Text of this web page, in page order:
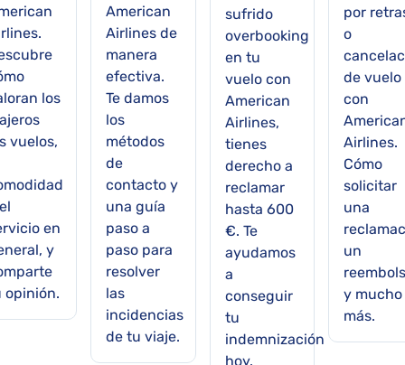
los
vuelos,
en
y
opinión.
American
Airlines de
manera
efectiva.
Te damos
los
métodos
de
contacto y
una guía
paso a
paso para
resolver
las
incidencias
de tu viaje.
sufrido
overbooking
en tu
vuelo con
American
Airlines,
tienes
derecho a
reclamar
hasta 600
€. Te
ayudamos
a
conseguir
tu
indemnización
hoy.
por
o
de vuelo
con
Airlines.
Cómo
solicitar
una
un
y mucho
más.